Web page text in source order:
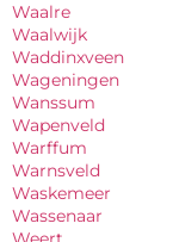
Waalre
Waalwijk
Waddinxveen
Wageningen
Wanssum
Wapenveld
Warffum
Warnsveld
Waskemeer
Wassenaar